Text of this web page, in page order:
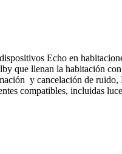
Echo en
que llenan la habitación
y cancelación de ruido,
compatibles, incluidas